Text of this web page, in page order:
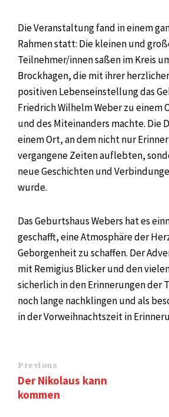
Die Veranstaltung fand in einem
Rahmen statt: Die kleinen und
Teilnehmer/innen saßen im Kreis
Brockhagen, die mit ihrer
positiven Lebenseinstellung das
Friedrich Wilhelm Weber zu einem
und des Miteinanders machte. Die
einem Ort, an dem nicht nur
vergangene Zeiten auflebten,
neue Geschichten und
wurde.
Das Geburtshaus Webers hat es
geschafft, eine Atmosphäre der
Geborgenheit zu schaffen. Der
mit Remigius Blicker und den
sicherlich in den Erinnerungen der
noch lange nachklingen und als
in der Vorweihnachtszeit in
Previous
Der Nikolaus kann
kommen